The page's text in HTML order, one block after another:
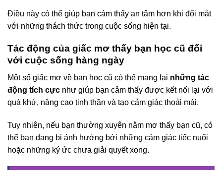
Điều này có thể giúp bạn cảm thấy an tâm hơn khi đối mặt
với những thách thức trong cuộc sống hiện tại.
Tác động của giấc mơ thấy bạn học cũ đối
với cuộc sống hàng ngày
Một số giấc mơ về bạn học cũ có thể mang lại những tác
động tích cực như giúp bạn cảm thấy được kết nối lại với
quá khứ, nâng cao tinh thần và tạo cảm giác thoải mái.
Tuy nhiên, nếu bạn thường xuyên nằm mơ thấy bạn cũ, có
thể bạn đang bị ảnh hưởng bởi những cảm giác tiếc nuối
hoặc những ký ức chưa giải quyết xong.